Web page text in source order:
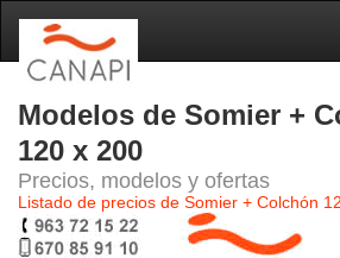
Modelos de Somier +
120 x 200
Precios, modelos y ofertas
Listado de precios de Somier + Colchón